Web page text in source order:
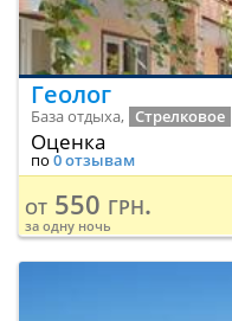
Геолог
База отдыха, Стрелковое
Оценка
по 0 отзывам
от 550 грн.
за одну ночь